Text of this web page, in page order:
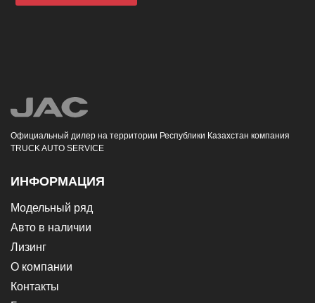
Официальный дилер на территории Республики Казахстан компания
TRUCK AUTO SERVICE
ИНФОРМАЦИЯ
Модельный ряд
Авто в наличии
Лизинг
О компании
Контакты